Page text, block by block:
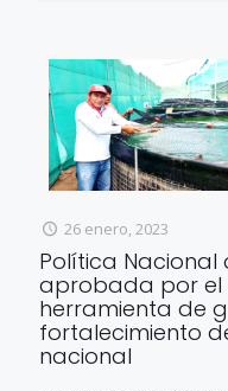
26 enero, 2023
Política Nacional
aprobada por el
herramienta de
fortalecimiento
nacional